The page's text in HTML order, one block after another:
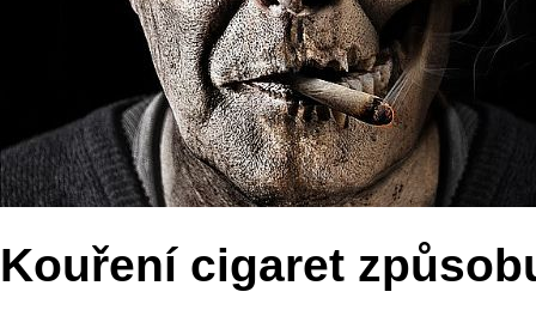
Kouření cigaret